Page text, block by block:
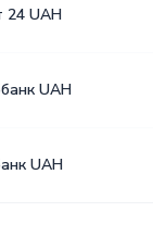
24 UAH
UAH
UAH